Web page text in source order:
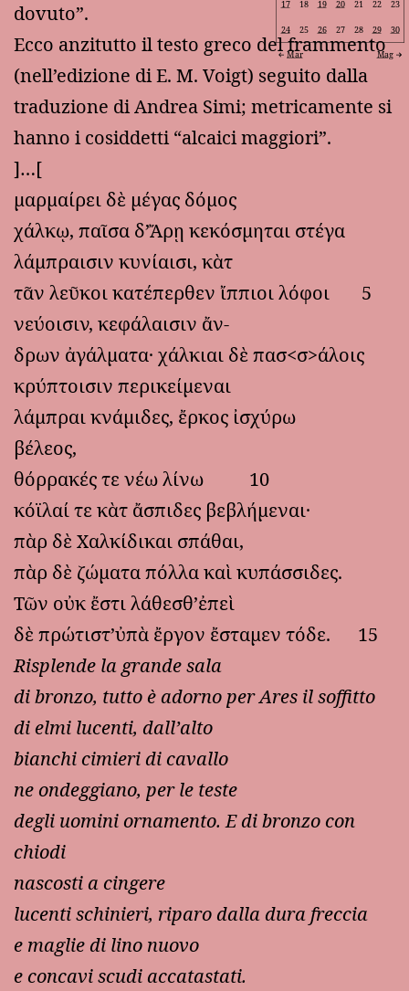
dovuto”.
Ecco anzitutto il testo greco del frammento
(nell’edizione di E. M. Voigt) seguito dalla
traduzione di Andrea Simi; metricamente si
hanno i cosiddetti “alcaici maggiori”.
]…[
μαρμαίρει δὲ μέγας δόμος
χάλκῳ, παῖσα δ’Ἄρῃ κεκόσμηται στέγα
λάμπραισιν κυνίαισι, κὰτ
τᾶν λεῦκοι κατέπερθεν ἴππιοι λόφοι 5
νεύοισιν, κεφάλαισιν ἄν-
δρων ἀγάλματα· χάλκιαι δὲ πασ<σ>άλοις
κρύπτοισιν περικείμεναι
λάμπραι κνάμιδες, ἔρκος ἰσχύρω
βέλεος,
θόρρακές τε νέω λίνω 10
κόϊλαί τε κὰτ ἄσπιδες βεβλήμεναι·
πὰρ δὲ Χαλκίδικαι σπάθαι,
πὰρ δὲ ζώματα πόλλα καὶ κυπάσσιδες.
Τῶν οὐκ ἔστι λάθεσθ’ἐπεὶ
δὲ πρώτιστ’ὐπὰ ἔργον ἔσταμεν τόδε. 15
Risplende la grande sala
di bronzo, tutto è adorno per Ares il soffitto
di elmi lucenti, dall’alto
bianchi cimieri di cavallo
ne ondeggiano, per le teste
degli uomini ornamento. E di bronzo con
chiodi
nascosti a cingere
lucenti schinieri, riparo dalla dura freccia
e maglie di lino nuovo
e concavi scudi accatastati.
17 18 19 20 21 22 23
24 25 26 27 28 29 30
Mar Mag